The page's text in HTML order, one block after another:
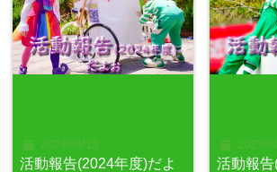
活動報告(2024年度)だよ
活動報告